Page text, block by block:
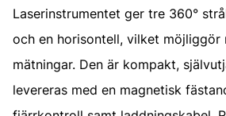
Laserinstrumentet ger tre 360°
och en horisontell, vilket möjliggör
mätningar. Den är kompakt,
levereras med en magnetisk